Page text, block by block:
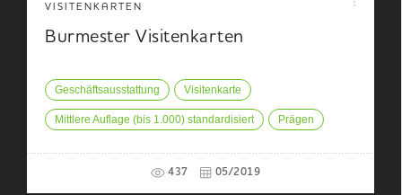
VISITENKARTEN
Burmester Visitenkarten
Geschäftsausstattung Visitenkarte
Mittlere Auflage (bis 1.000) standardisiert Prägen
437 05/2019